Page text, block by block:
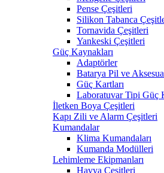
Pense Çeşitleri
Silikon Tabanca
Tornavida Çeşitleri
Yankeski Çeşitleri
Güç Kaynakları
Adaptörler
Batarya Pil ve
Güç Kartları
Laboratuvar Tipi Güç
İletken Boya Çeşitleri
Kapı Zili ve Alarm Çeşitleri
Kumandalar
Klima Kumandaları
Kumanda Modülleri
Lehimleme Ekipmanları
Havya Çeşitleri